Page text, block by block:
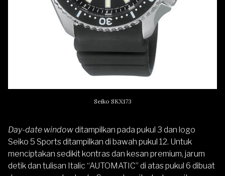
Seiko SKX173
Day-date windowditampilkan pada pukul 3 dan logo
Seiko 5 Sports ditampilkan di bawah pukul 12. Untuk
menciptakan sedikit kontras dan kesan premium, jarum
detik dan tulisan Italic “AUTOMATIC” di atas pukul 6 dibuat